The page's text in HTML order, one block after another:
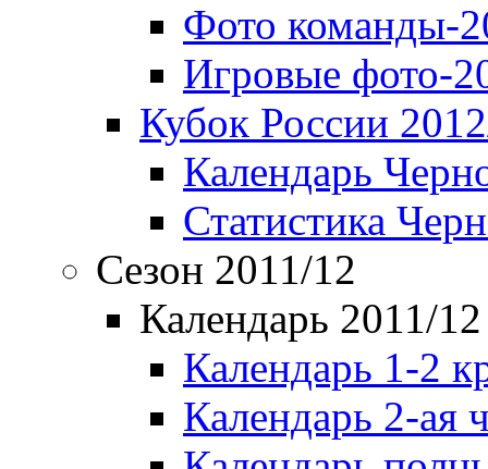
Фото команды-
Игровые фото-
Кубок России
Календарь
Статистика
Сезон 2011/12
Календарь 2011/12
Календарь 1-2
Календарь 2-ая